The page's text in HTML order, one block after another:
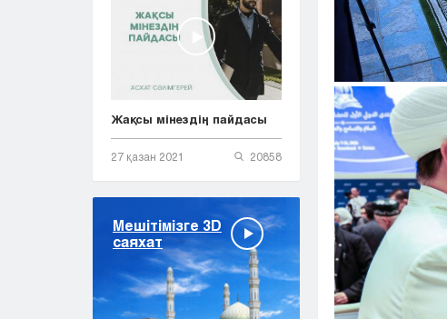
Жақсы мінездің пайдасы
27 қазан 2021 20858
Мешітімізге 3D
саяхат